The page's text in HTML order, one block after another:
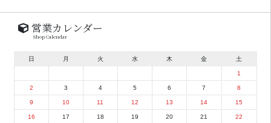
営業カレンダー
Shop Calendar
日 月 火 水 木 金 土
1
2 3 4 5 6 7 8
9 10 11 12 13 14 15
16 17 18 19 20 21 22